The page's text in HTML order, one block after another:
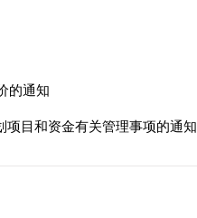
的通知
目和资金有关管理事项的通知